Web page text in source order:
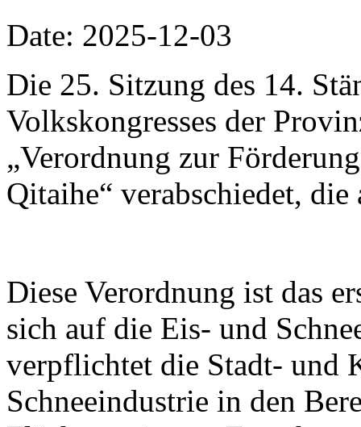
Date: 2025-12-03
Die 25. Sitzung des 14.
Volkskongresses der
„Verordnung zur
Qitaihe“ verabschiedet,
Diese Verordnung ist das
sich auf die Eis- und
verpflichtet die Stadt- und
Schneeindustrie in den